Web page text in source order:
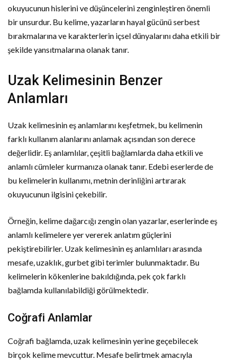
okuyucunun hislerini ve düşüncelerini zenginleştiren önemli
bir unsurdur. Bu kelime, yazarların hayal gücünü serbest
bırakmalarına ve karakterlerin içsel dünyalarını daha etkili bir
şekilde yansıtmalarına olanak tanır.
Uzak Kelimesinin Benzer
Anlamları
Uzak kelimesinin eş anlamlarını keşfetmek, bu kelimenin
farklı kullanım alanlarını anlamak açısından son derece
değerlidir. Eş anlamlılar, çeşitli bağlamlarda daha etkili ve
anlamlı cümleler kurmanıza olanak tanır. Edebi eserlerde de
bu kelimelerin kullanımı, metnin derinliğini artırarak
okuyucunun ilgisini çekebilir.
Örneğin, kelime dağarcığı zengin olan yazarlar, eserlerinde eş
anlamlı kelimelere yer vererek anlatım güçlerini
pekiştirebilirler. Uzak kelimesinin eş anlamlıları arasında
mesafe, uzaklık, gurbet gibi terimler bulunmaktadır. Bu
kelimelerin kökenlerine bakıldığında, pek çok farklı
bağlamda kullanılabildiği görülmektedir.
Coğrafi Anlamlar
Coğrafi bağlamda, uzak kelimesinin yerine geçebilecek
birçok kelime mevcuttur. Mesafe belirtmek amacıyla